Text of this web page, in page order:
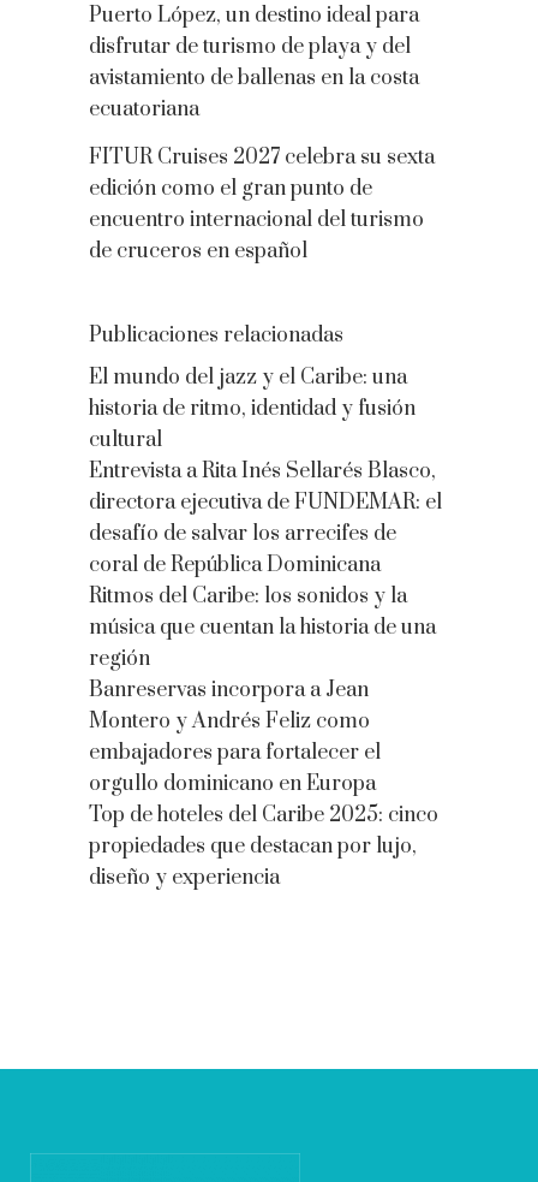
Puerto López, un destino ideal para
disfrutar de turismo de playa y del
avistamiento de ballenas en la costa
ecuatoriana
FITUR Cruises 2027 celebra su sexta
edición como el gran punto de
encuentro internacional del turismo
de cruceros en español
Publicaciones relacionadas
El mundo del jazz y el Caribe: una
historia de ritmo, identidad y fusión
cultural
Entrevista a Rita Inés Sellarés Blasco,
directora ejecutiva de FUNDEMAR: el
desafío de salvar los arrecifes de
coral de República Dominicana
Ritmos del Caribe: los sonidos y la
música que cuentan la historia de una
región
Banreservas incorpora a Jean
Montero y Andrés Feliz como
embajadores para fortalecer el
orgullo dominicano en Europa
Top de hoteles del Caribe 2025: cinco
propiedades que destacan por lujo,
diseño y experiencia